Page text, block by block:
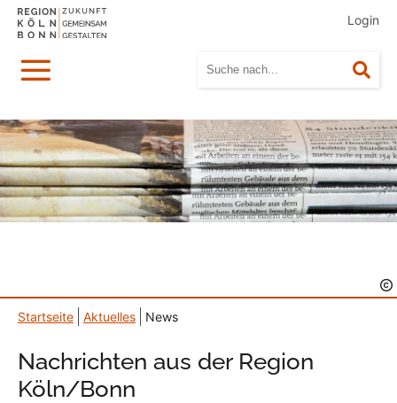
Login
Menü
Startseite Aktuelles News
Nachrichten aus der Region
Köln/Bonn